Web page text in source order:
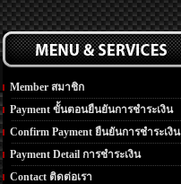
Member สมาชิก
Payment ขั้นตอนยืนยันการชำระเงิน
Confirm Payment ยืนยันการชำระเงิน
Payment Detail การชำระเงิน
Contact ติดต่อเรา